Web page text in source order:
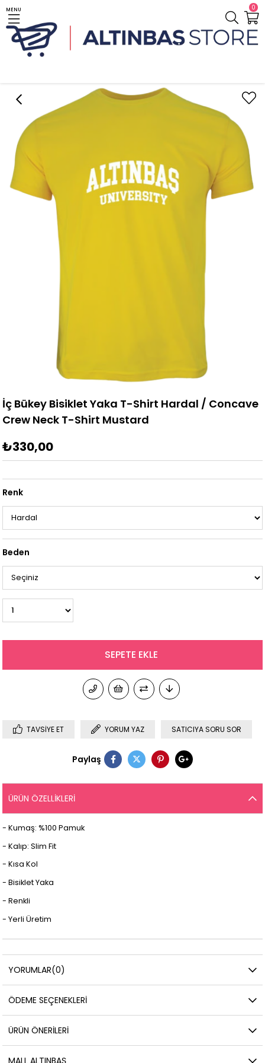
0
MENU
Anasayfa Giyim / Clothes T-Shirt İç Bükey
İç Bükey Bisiklet Yaka T-Shirt Hardal / Concave
Crew Neck T-Shirt Mustard
₺330,00
Renk
Beden
TAVSIYE ET YORUM YAZ SATICIYA SORU SOR
Paylaş
ÜRÜN ÖZELLIKLERI
- Kumaş: %100 Pamuk
- Kalıp: Slim Fit
- Kısa Kol
- Bisiklet Yaka
- Renkli
- Yerli Üretim
YORUMLAR(0)
ÖDEME SEÇENEKLERI
ÜRÜN ÖNERILERI
MALL ALTINBAŞ